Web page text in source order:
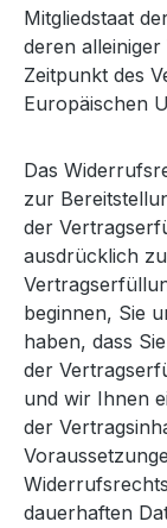
Mitgliedstaat
deren
Zeitpunkt des
Europäischen
Das
zur
der
ausdrücklich
beginnen, Sie
haben, dass
der
und wir Ihnen
der
dauerhaften